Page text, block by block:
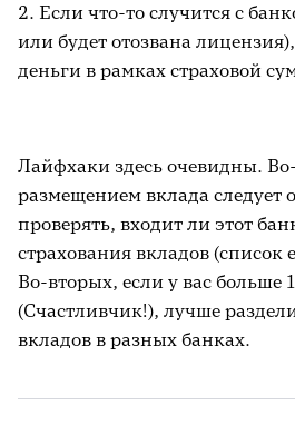
2. Если что-то случится с
или будет отозвана
деньги в рамках страховой
Лайфхаки здесь очевидны.
размещением вклада следует
проверять, входит ли этот
страхования вкладов (список
Во-вторых, если у вас больше
(Счастливчик!), лучше
вкладов в разных банках.